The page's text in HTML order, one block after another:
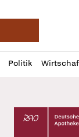
Politik
Profil
öffnen
Daz
Pur
Deutscher